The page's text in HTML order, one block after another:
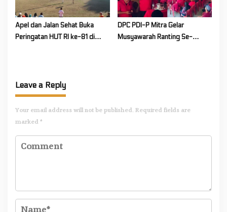
Apel dan Jalan Sehat Buka
Peringatan HUT RI ke-81 di
DPC PDI-P Mitra Gelar
Musyawarah Ranting Se-
Leave a Reply
Your email address will not be published. Required fields are
marked *